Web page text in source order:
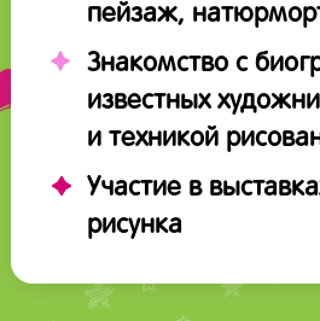
пейзаж,
Знакомство с
известных
и техникой
Участие в
рисунка